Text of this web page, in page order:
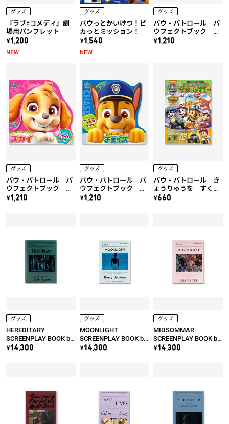
グッズ
『ラブ≠コメディ』劇
場用パンフレット
\1,200
NEW
グッズ
パウっとかいけつ！ピ
カっとミッション！
\1,540
NEW
グッズ
パウ・パトロール パ
ウフェクトブック マ
ーシャル
\1,210
グッズ
パウ・パトロール パ
ウフェクトブック ス
カイ
\1,210
グッズ
パウ・パトロール パ
ウフェクトブック チ
ェイス
\1,210
グッズ
パウ・パトロール き
ょうりゅうを すく
え！ ダイノレスキュ
\660
グッズ
HEREDITARY
SCREENPLAY BOOK by
Ari Aster
\14,300
グッズ
MOONLIGHT
SCREENPLAY BOOK by
Barry Jenkins
\14,300
グッズ
MIDSOMMAR
SCREENPLAY BOOK by
Ari Aster
\14,300